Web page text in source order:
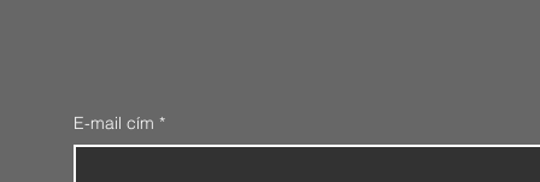
E-mail cím *